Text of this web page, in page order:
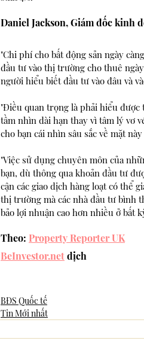
Daniel Jackson, Giám đốc kinh
"Chi phí cho bất động sản ngày
đầu tư vào thị trường cho thuê
người hiểu biết đầu tư vào đâu và
"Điều quan trọng là phải hiểu
tầm nhìn dài hạn thay vì tâm lý vơ
cho bạn cái nhìn sâu sắc về mặt
"Việc sử dụng chuyên môn của
bạn, dù thông qua khoản đầu tư
cận các giao dịch hàng loạt có thể
thị trường mà các nhà đầu tư bình
bảo lợi nhuận cao hơn nhiều ở bất
Theo: Property Reporter UK
BeInvestor.net dịch
BĐS Quốc tế
Tin Mới nhất